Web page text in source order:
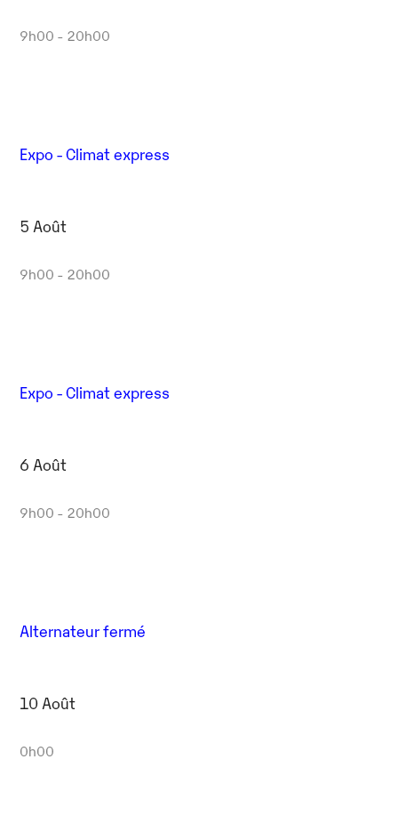
9h00 - 20h00
Expo - Climat express
5 Août
9h00 - 20h00
Expo - Climat express
6 Août
9h00 - 20h00
Alternateur fermé
10 Août
0h00